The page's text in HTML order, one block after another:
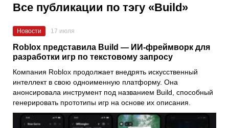
Все публикации по тэгу «Build»
Новости 17 июля
Roblox представила Build — ИИ-фреймворк для
разработки игр по текстовому запросу
Компания Roblox продолжает внедрять искусственный
интеллект в свою одноименную платформу. Она
анонсировала инструмент под названием Build, способный
генерировать прототипы игр на основе их описания.